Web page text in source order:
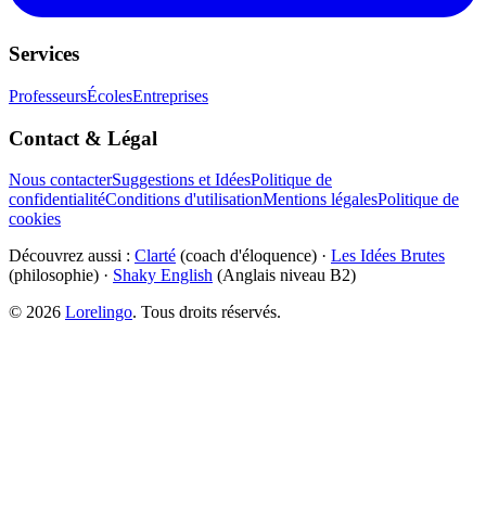
Services
ProfesseursÉcolesEntreprises
Contact & Légal
Nous contacterSuggestions et IdéesPolitique de
confidentialitéConditions d'utilisationMentions légalesPolitique de
cookies
Découvrez aussi : Clarté (coach d'éloquence) · Les Idées Brutes
(philosophie) · Shaky English (Anglais niveau B2)
© 2026 Lorelingo. Tous droits réservés.